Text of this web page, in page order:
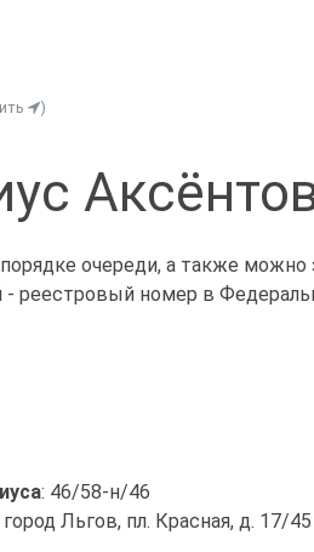
)
очереди, а также
реестровый номер в
: 46/58-н/46
Льгов, пл. Красная, д. 17/45